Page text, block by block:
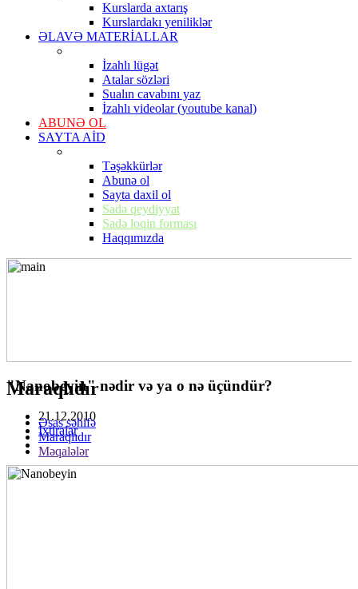
Kurslarda axtarış
Kurslardakı yeniliklər
ƏLAVƏ MATERİALLAR
İzahlı lügət
Atalar sözləri
Sualın cavabını yaz
İzahlı videolar (youtube kanal)
ABUNƏ OL
SAYTA AİD
Təşəkkürlər
Abunə ol
Sayta daxil ol
Sadə qeydiyyat
Sadə loqin forması
Haqqımızda
Maraqlıdır
Əsas səhifə
Maraqlıdır
Məqalələr
"Nanobeyin" nədir və ya o nə üçündür?
21.12.2010
İxtiralar